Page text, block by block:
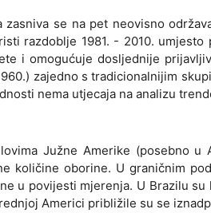
zasniva se na pet neovisno
razdoblje 1981. - 2010.
i omogućuje dosljednije
zajedno s tradicionalnijim
nema utjecaja na analizu
Južne Amerike (posebno
količine oborine. U graničnim
u povijesti mjerenja. U Brazilu
Americi približile su se